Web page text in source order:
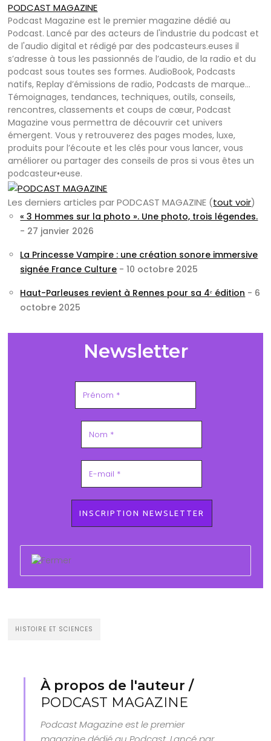
PODCAST MAGAZINE
Podcast Magazine est le premier magazine dédié au
Podcast. Lancé par des acteurs de l'industrie du podcast et
de l'audio digital et rédigé par des podcasteurs.euses il
s’adresse à tous les passionnés de l’audio, de la radio et du
podcast sous toutes ses formes. AudioBook, Podcasts
natifs, Replay d’émissions de radio, Podcasts de marque…
Témoignages, tendances, techniques, outils, conseils,
rencontres, classements et coups de cœur, Podcast
Magazine vous permettra de découvrir cet univers
émergent. Vous y retrouverez des pages modes, luxe,
produits pour l’écoute et les clés pour vous lancer, vous
améliorer ou partager des conseils de pros si vous êtes un
podcasteur•euse.
Les derniers articles par PODCAST MAGAZINE (tout voir)
« 3 Hommes sur la photo ». Une photo, trois légendes.
- 27 janvier 2026
La Princesse Vampire : une création sonore immersive
signée France Culture - 10 octobre 2025
Haut-Parleuses revient à Rennes pour sa 4ᵉ édition - 6
octobre 2025
Newsletter
HISTOIRE ET SCIENCES
À propos de l'auteur /
PODCAST MAGAZINE
Podcast Magazine est le premier